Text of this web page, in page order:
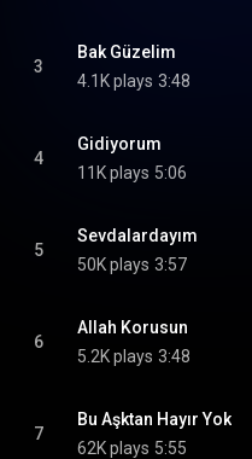
3
Bak Güzelim
4.1K plays 3:48
4
Gidiyorum
11K plays 5:06
5
Sevdalardayım
50K plays 3:57
6
Allah Korusun
5.2K plays 3:48
7
Bu Aşktan Hayır Yok
62K plays 5:55